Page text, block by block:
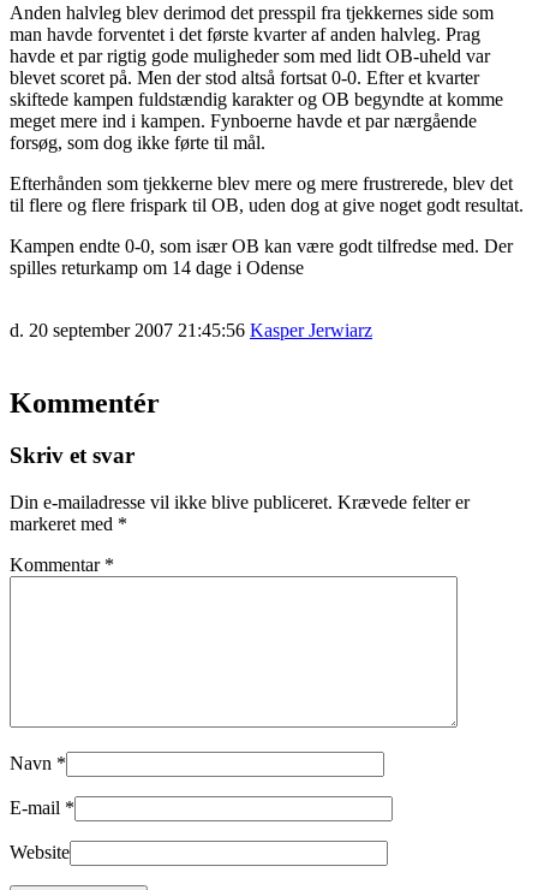
Anden halvleg blev derimod det presspil fra tjekkernes side som
man havde forventet i det første kvarter af anden halvleg. Prag
havde et par rigtig gode muligheder som med lidt OB-uheld var
blevet scoret på. Men der stod altså fortsat 0-0. Efter et kvarter
skiftede kampen fuldstændig karakter og OB begyndte at komme
meget mere ind i kampen. Fynboerne havde et par nærgående
forsøg, som dog ikke førte til mål.
Efterhånden som tjekkerne blev mere og mere frustrerede, blev det
til flere og flere frispark til OB, uden dog at give noget godt resultat.
Kampen endte 0-0, som især OB kan være godt tilfredse med. Der
spilles returkamp om 14 dage i Odense
d. 20 september 2007 21:45:56 Kasper Jerwiarz
Kommentér
Skriv et svar
Din e-mailadresse vil ikke blive publiceret. Krævede felter er
markeret med *
Kommentar *
Navn *
E-mail *
Website